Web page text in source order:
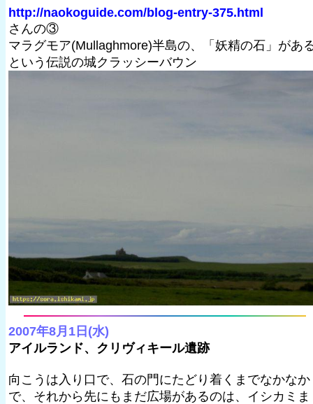
http://naokoguide.com/blog-entry-375.html
さんの③
マラグモア(Mullaghmore)半島の、「妖精の石」があ
という伝説の城クラッシーバウン
2007年8月1日(水)
アイルランド、クリヴィキール遺跡
向こうは入り口で、石の門にたどり着くまでなかなか
で、それから先にもまだ広場があるのは、イシカミま